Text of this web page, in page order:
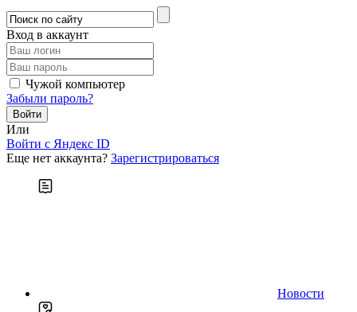
Вход в аккаунт
Чужой компьютер
Забыли пароль?
Или
Войти c Яндекс ID
Еще нет аккаунта? Зарегистрироваться
Новости